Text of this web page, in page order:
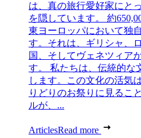
は、真の旅行愛好家にと
を隠しています。 約
東ヨーロッパにおいて独
す。それは、ギリシャ、
国、そしてヴェネツィア
す。 私たちは、伝統的な
します。この文化の活気
りどりのお祭りに見るこ
ルが、...
ArticlesRead more